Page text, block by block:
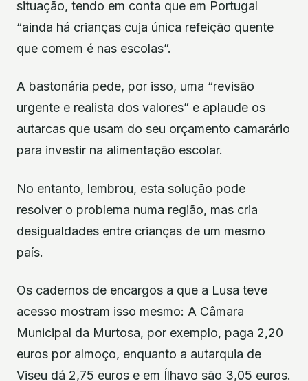
situação, tendo em conta que em Portugal
“ainda há crianças cuja única refeição quente
que comem é nas escolas”.
A bastonária pede, por isso, uma “revisão
urgente e realista dos valores” e aplaude os
autarcas que usam do seu orçamento camarário
para investir na alimentação escolar.
No entanto, lembrou, esta solução pode
resolver o problema numa região, mas cria
desigualdades entre crianças de um mesmo
país.
Os cadernos de encargos a que a Lusa teve
acesso mostram isso mesmo: A Câmara
Municipal da Murtosa, por exemplo, paga 2,20
euros por almoço, enquanto a autarquia de
Viseu dá 2,75 euros e em Ílhavo são 3,05 euros.